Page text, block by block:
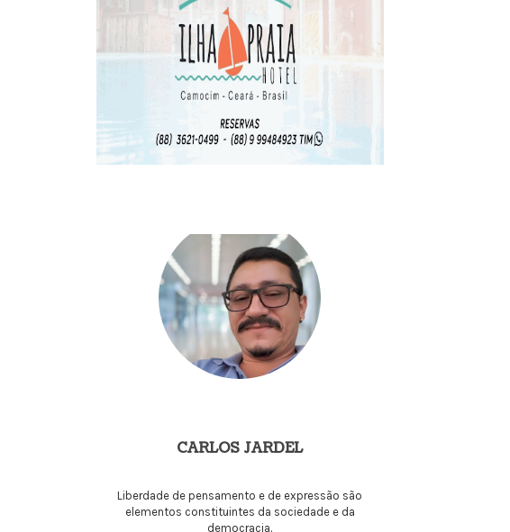
CARLOS JARDEL
Liberdade de pensamento e de expressão são
elementos constituintes da sociedade e da
democracia.